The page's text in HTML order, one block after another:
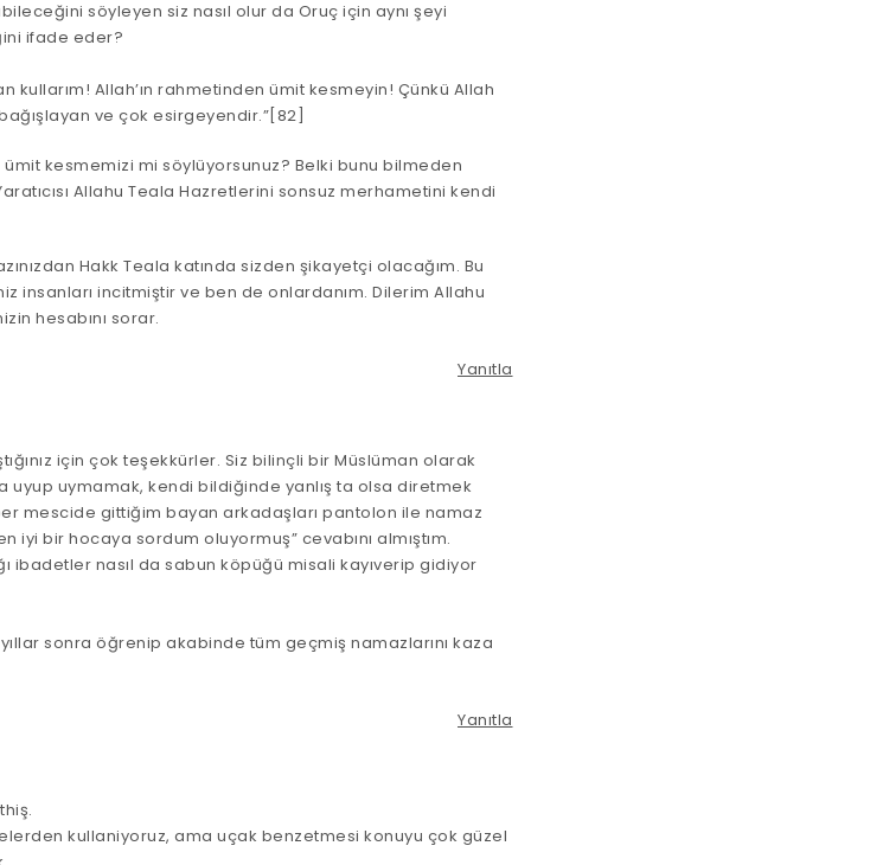
söyleyen siz nasıl olur da Oruç için aynı şeyi
ifade eder?
Allah’ın rahmetinden ümit kesmeyin! Çünkü Allah
ve çok esirgeyendir.”[82]
kesmemizi mi söylüyorsunuz? Belki bunu bilmeden
Allahu Teala Hazretlerini sonsuz merhametini kendi
Hakk Teala katında sizden şikayetçi olacağım. Bu
insanları incitmiştir ve ben de onlardanım. Dilerim Allahu
hesabını sorar.
Yanıtla
için çok teşekkürler. Siz bilinçli bir Müslüman olarak
uyup uymamak, kendi bildiğinde yanlış ta olsa diretmek
mescide gittiğim bayan arkadaşları pantolon ile namaz
iyi bir hocaya sordum oluyormuş” cevabını almıştım.
ibadetler nasıl da sabun köpüğü misali kayıverip gidiyor
sonra öğrenip akabinde tüm geçmiş namazlarını kaza
Yanıtla
kullaniyoruz, ama uçak benzetmesi konuyu çok güzel